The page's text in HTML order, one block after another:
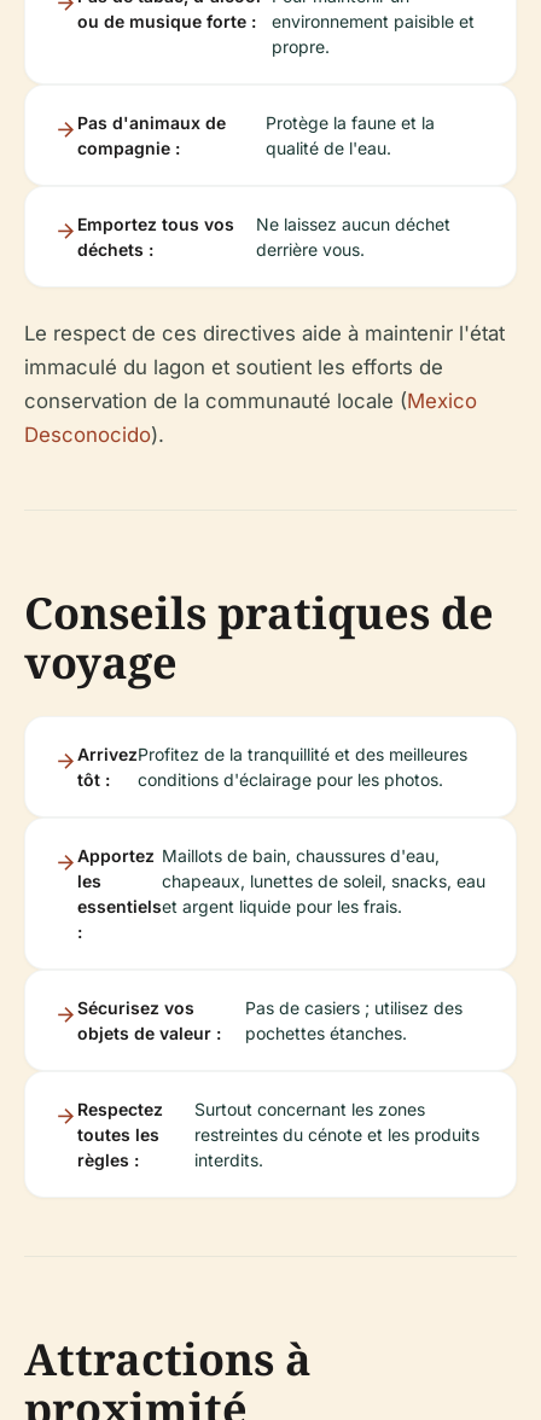
ou de musique forte :
environnement paisible et
propre.
Pas d'animaux de
compagnie :
Protège la faune et la
qualité de l'eau.
Emportez tous vos
déchets :
Ne laissez aucun déchet
derrière vous.
Le respect de ces directives aide à maintenir l'état
immaculé du lagon et soutient les efforts de
conservation de la communauté locale (Mexico
Desconocido).
Conseils pratiques de
voyage
Arrivez
tôt :
Profitez de la tranquillité et des meilleures
conditions d'éclairage pour les photos.
Apportez
les
essentiels
:
Maillots de bain, chaussures d'eau,
chapeaux, lunettes de soleil, snacks, eau
et argent liquide pour les frais.
Sécurisez vos
objets de valeur :
Pas de casiers ; utilisez des
pochettes étanches.
Respectez
toutes les
règles :
Surtout concernant les zones
restreintes du cénote et les produits
interdits.
Attractions à